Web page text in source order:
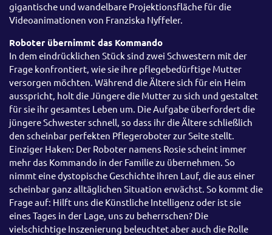
gigantische und wandelbare Projektionsfläche für die
Videoanimationen von Franziska Nyffeler.
Roboter übernimmt das Kommando
In dem eindrücklichen Stück sind zwei Schwestern mit der
Frage konfrontiert, wie sie ihre pflegebedürftige Mutter
versorgen möchten. Während die Ältere sich für ein Heim
ausspricht, holt die Jüngere die Mutter zu sich und gestaltet
für sie ihr gesamtes Leben um. Die Aufgabe überfordert die
jüngere Schwester schnell, so dass ihr die Ältere schließlich
den scheinbar perfekten Pflegeroboter zur Seite stellt.
Einziger Haken: Der Roboter namens Rosie scheint immer
mehr das Kommando in der Familie zu übernehmen. So
nimmt eine dystopische Geschichte ihren Lauf, die aus einer
scheinbar ganz alltäglichen Situation erwächst. So kommt die
Frage auf: Hilft uns die Künstliche Intelligenz oder ist sie
eines Tages in der Lage, uns zu beherrschen? Die
vielschichtige Inszenierung beleuchtet aber auch die Rolle